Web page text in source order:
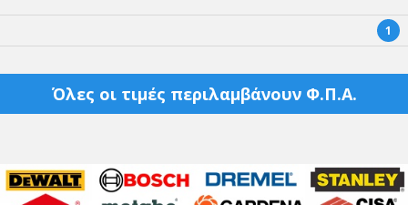
1
Όλες οι τιμές περιλαμβάνουν Φ.Π.Α.